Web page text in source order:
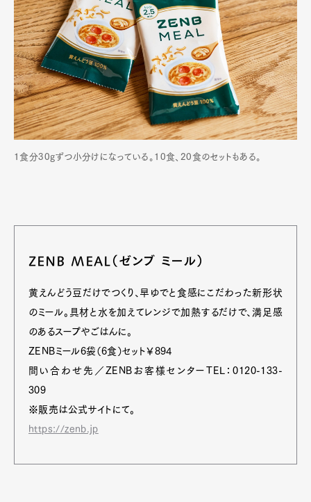
1食分30gずつ小分けになっている。10食、20食のセットもある。
ZENB MEAL（ゼンブ ミール）
黄えんどう豆だけでつくり、早ゆでと食感にこだわった新形状
のミール。具材と水を加えてレンジで加熱するだけで、満足感
のあるスープやごはんに。
ZENBミール6袋（6食）セット￥894
問い合わせ先／ZENBお客様センターTEL：0120-133-
309
※販売は公式サイトにて。
https://zenb.jp